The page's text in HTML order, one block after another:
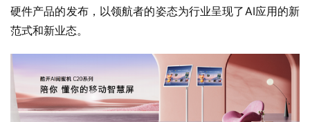
硬件产品的发布，以领航者的姿态为行业呈现了AI应用的新
范式和新业态。